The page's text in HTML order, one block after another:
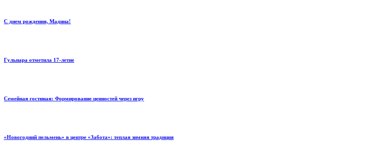
С днем рождения, Мадина!
Гульнара отметила 17‑летие
Семейная гостиная: Формирование ценностей через игру
«Новогодний пельмень» в центре «Забота»: теплая зимняя традиция